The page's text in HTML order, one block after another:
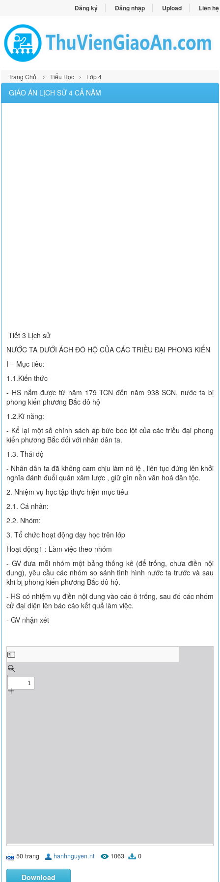
Đăng ký Đăng nhập Upload Liên hệ
Trang Chủ › Tiểu Học › Lớp 4
GIÁO ÁN LỊCH SỬ 4 CẢ NĂM
Tiết 3 Lịch sử
NƯỚC TA DƯỚI ÁCH ĐÔ HỘ CỦA CÁC TRIỀU ĐẠI PHONG KIẾN
I – Mục tiêu:
1.1.Kiến thức
- HS nắm được từ năm 179 TCN đến năm 938 SCN, nước ta bị
phong kiến phương Bắc đô hộ
1.2.Kĩ năng:
- Kể lại một số chính sách áp bức bóc lột của các triều đại phong
kiến phương Bắc đối với nhân dân ta.
1.3. Thái độ
- Nhân dân ta đã không cam chịu làm nô lệ , liên tục đứng lên khởi
nghĩa đánh đuổi quân xâm lược , giữ gìn nền văn hoá dân tộc.
2. Nhiệm vụ học tập thực hiện mục tiêu
2.1. Cá nhân:
2.2. Nhóm:
3. Tổ chức hoạt động dạy học trên lớp
Hoạt động1 : Làm việc theo nhóm
- GV đưa mỗi nhóm một bảng thống kê (để trống, chưa điền nội
dung), yêu cầu các nhóm so sánh tình hình nước ta trước và sau
khi bị phong kiến phương Bắc đô hộ.
- HS có nhiệm vụ điền nội dung vào các ô trống, sau đó các nhóm
cử đại diện lên báo cáo kết quả làm việc.
- GV nhận xét
50 trang hanhnguyen.nt 1063 0
Download